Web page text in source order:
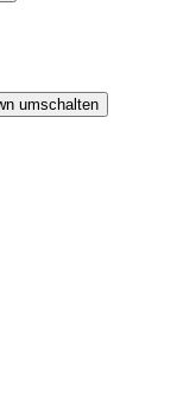
umschalten